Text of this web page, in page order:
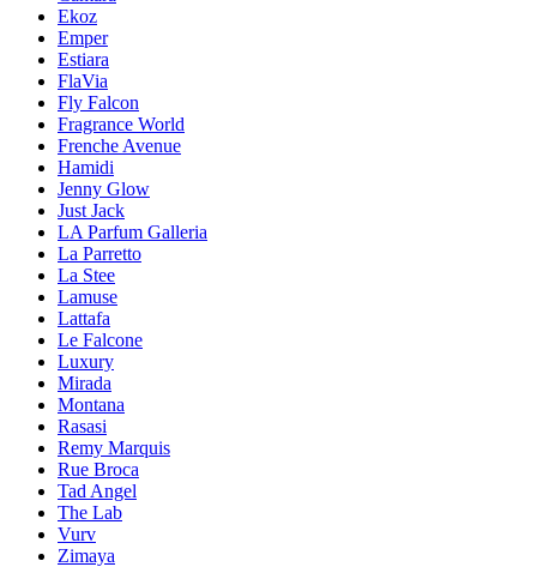
Ekoz
Emper
Estiara
FlaVia
Fly Falcon
Fragrance World
Frenche Avenue
Hamidi
Jenny Glow
Just Jack
LA Parfum Galleria
La Parretto
La Stee
Lamuse
Lattafa
Le Falcone
Luxury
Mirada
Montana
Rasasi
Remy Marquis
Rue Broca
Tad Angel
The Lab
Vurv
Zimaya